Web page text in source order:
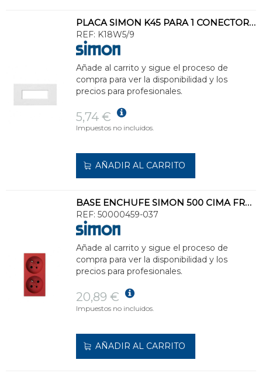
PLACA SIMON K45 PARA 1 CONECTOR RÁPIDA M-H 5P BLANCO NIEVE
REF: K18W5/9
Añade al carrito y sigue el proceso de
compra para ver la disponibilidad y los
precios para profesionales.
5,74 €
Impuestos no incluidos.
AÑADIR AL CARRITO
BASE ENCHUFE SIMON 500 CIMA FRANCESA DOBLE PARA PIN DESBLOQUEO ROJO
REF: 50000459-037
Añade al carrito y sigue el proceso de
compra para ver la disponibilidad y los
precios para profesionales.
20,89 €
Impuestos no incluidos.
AÑADIR AL CARRITO